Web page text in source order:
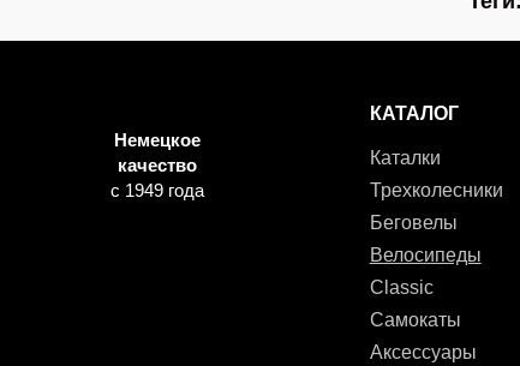
Немецкое
качество
с 1949 года
КАТАЛОГ
Каталки
Трехколесники
Беговелы
Велосипеды
Classic
Самокаты
Аксессуары